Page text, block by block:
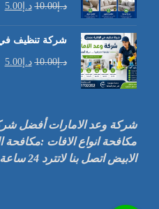
د.إ10.00 د.إ5.00
شركة تنظيف في
د.إ10.00 د.إ5.00
شركة وعد الامارات أفضل
مكافحة انواع الافات
الابيض اتصل بنا لاتترد 24 ساعة .